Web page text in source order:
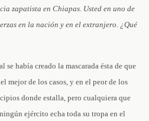
zapatista en Chiapas. Usted en uno de
en la nación y en el extranjero. ¿Qué
se había creado la mascarada ésta de que
mejor de los casos, y en el peor de los
donde estalla, pero cualquiera que
ejército echa toda su tropa en el